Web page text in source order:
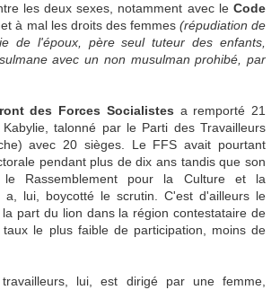
les deux sexes, notamment avec le Code
à mal les droits des femmes (répudiation de
de l'époux, père seul tuteur des enfants,
avec un non musulman prohibé, par
des Forces Socialistes a remporté 21
talonné par le Parti des Travailleurs
avec 20 sièges. Le FFS avait pourtant
pendant plus de dix ans tandis que son
Rassemblement pour la Culture et la
a, lui, boycotté le scrutin. C'est d'ailleurs le
part du lion dans la région contestataire de
le plus faible de participation, moins de
lui, est dirigé par une femme,